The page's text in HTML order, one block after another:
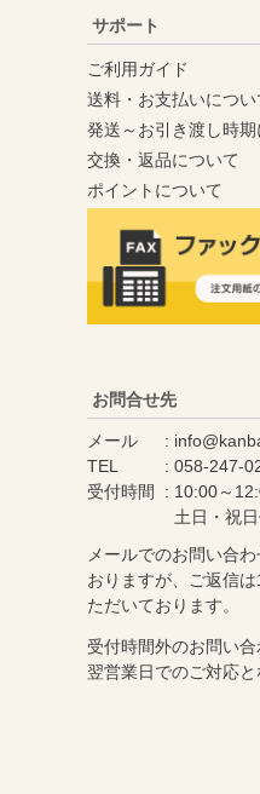
サポート
ご利用ガイド
送料・お支払いについ
発送～お引き渡し時期
交換・返品について
ポイントについて
お問合せ先
メール
TEL
058-247-
受付時間
10:00～
土日・祝
メールでのお問い合
おりますが、ご返信
ただいております。
受付時間外のお問い合
翌営業日でのご対応と